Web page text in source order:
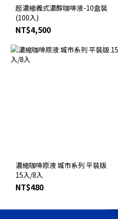
超濃縮義式濃醇咖啡液-10盒裝
(100入)
NT$4,500
濃縮咖啡原液 城市系列 平裝版
15入/8入
NT$480